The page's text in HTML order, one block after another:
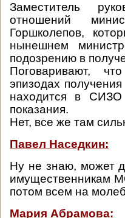
Заместитель
отношений
Горшколепов,
нынешнем
подозрению в
Поговаривают,
эпизодах
находится в
показания.
Нет, все же там
Павел Наседкин:
Ну не знаю, может
имущественникам
потом всем на
Мария Абрамова: